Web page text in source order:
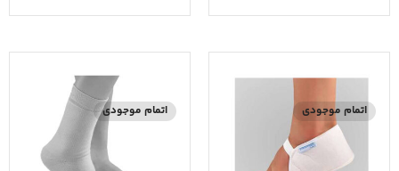
اتمام موجودی اتمام موجودی